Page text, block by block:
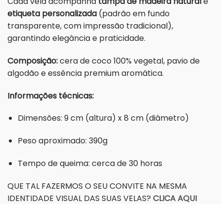
etiqueta personalizada (padrão em fundo
transparente, com impressão tradicional),
garantindo elegância e praticidade.
Composição:cera de coco 100% vegetal, pavio de
algodão e essência premium aromática.
Informações técnicas:
Dimensões: 9 cm (altura) x 8 cm (diâmetro)
Peso aproximado: 390g
Tempo de queima: cerca de 30 horas
QUE TAL FAZERMOS O SEU CONVITE NA MESMA
IDENTIDADE VISUAL DAS SUAS VELAS? CLICA AQUI